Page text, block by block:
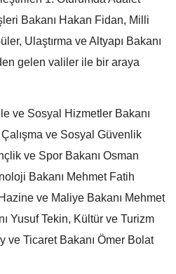
Bakanı Hakan Fidan, Milli
Ulaştırma ve Altyapı Bakanı
gelen valiler ile bir araya
ve Sosyal Hizmetler Bakanı
ve Sosyal Güvenlik
ve Spor Bakanı Osman
Bakanı Mehmet Fatih
ve Maliye Bakanı Mehmet
Yusuf Tekin, Kültür ve Turizm
ve Ticaret Bakanı Ömer Bolat